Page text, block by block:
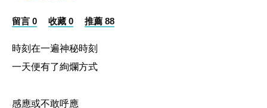
留言 0 收藏 0 推薦 88
時刻在一遍神秘時刻
一天便有了絢爛方式
感應或不敢呼應